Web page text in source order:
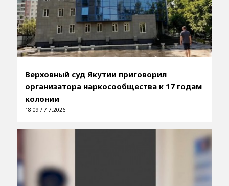
Верховный суд Якутии приговорил
организатора наркосообщества к 17 годам
колонии
18:09 / 7.7.2026